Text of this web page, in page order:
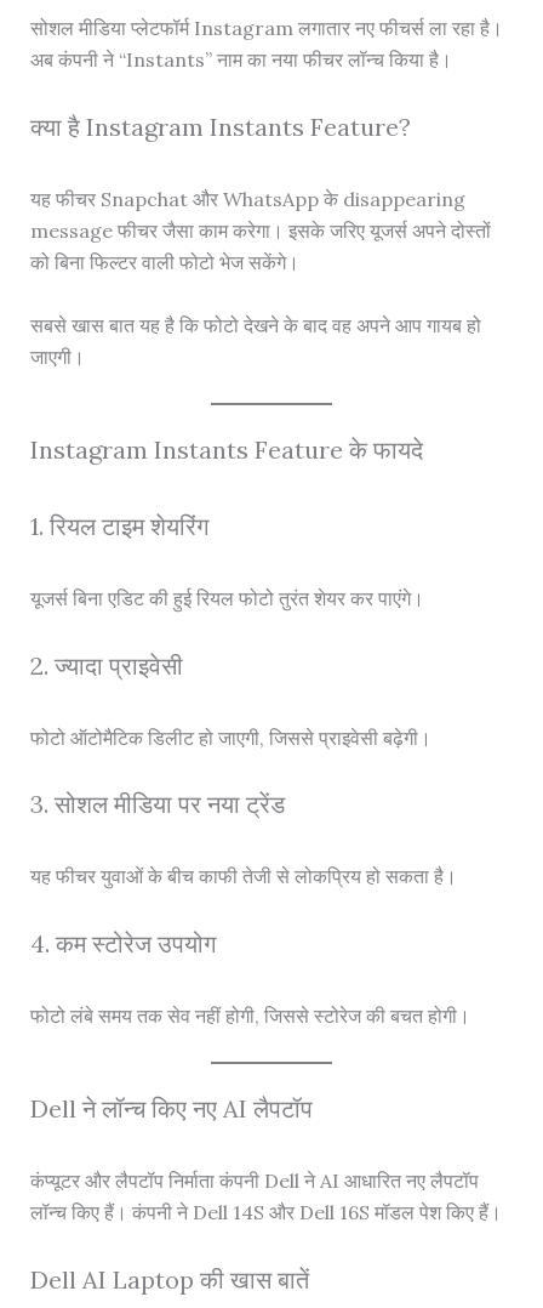
सोशल मीडिया प्लेटफॉर्म Instagram लगातार नए फीचर्स ला रहा है।
अब कंपनी ने “Instants” नाम का नया फीचर लॉन्च किया है।
क्या है Instagram Instants Feature?
यह फीचर Snapchat और WhatsApp के disappearing
message फीचर जैसा काम करेगा। इसके जरिए यूजर्स अपने दोस्तों
को बिना फिल्टर वाली फोटो भेज सकेंगे।
सबसे खास बात यह है कि फोटो देखने के बाद वह अपने आप गायब हो
जाएगी।
Instagram Instants Feature के फायदे
1. रियल टाइम शेयरिंग
यूजर्स बिना एडिट की हुई रियल फोटो तुरंत शेयर कर पाएंगे।
2. ज्यादा प्राइवेसी
फोटो ऑटोमैटिक डिलीट हो जाएगी, जिससे प्राइवेसी बढ़ेगी।
3. सोशल मीडिया पर नया ट्रेंड
यह फीचर युवाओं के बीच काफी तेजी से लोकप्रिय हो सकता है।
4. कम स्टोरेज उपयोग
फोटो लंबे समय तक सेव नहीं होगी, जिससे स्टोरेज की बचत होगी।
Dell ने लॉन्च किए नए AI लैपटॉप
कंप्यूटर और लैपटॉप निर्माता कंपनी Dell ने AI आधारित नए लैपटॉप
लॉन्च किए हैं। कंपनी ने Dell 14S और Dell 16S मॉडल पेश किए हैं।
Dell AI Laptop की खास बातें